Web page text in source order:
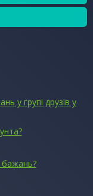
у групі друзів у
бажань?